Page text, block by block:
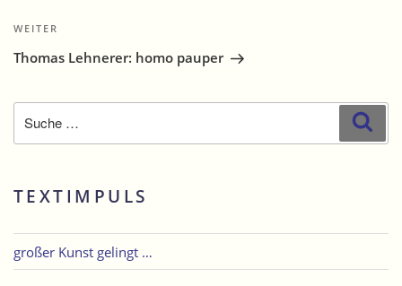
Nächster
Beitrag
WEITER
Thomas Lehnerer: homo pauper
nach:
TEXTIMPULS
großer Kunst gelingt …